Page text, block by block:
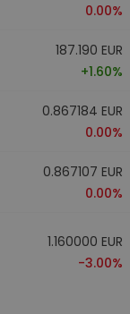
0.00%
187.190 EUR
+1.60%
0.867184 EUR
0.00%
0.867107 EUR
0.00%
1.160000 EUR
-3.00%